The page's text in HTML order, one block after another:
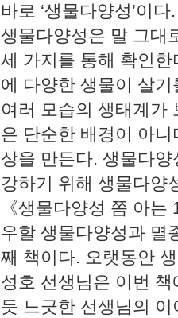
바로 ‘생물다양성’이다.
생물다양성은 말 그대
세 가지를 통해 확인
에 다양한 생물이 살
여러 모습의 생태계가
은 단순한 배경이 아
상을 만든다. 생물다
강하기 위해 생물다양
《생물다양성 쫌 아
우할 생물다양성과 멸
째 책이다. 오랫동안
성호 선생님은 이번
듯 느긋한 선생님의